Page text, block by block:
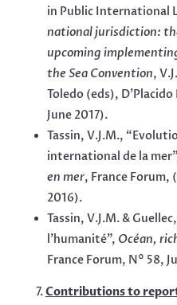
in Public International
national jurisdiction:
upcoming
the Sea Convention,
Toledo (eds),
June 2017).
Tassin, V.J.M.,
international de la
en mer, France
2016).
Tassin, V.J.M. &
l’humanité”, Océan,
France Forum, N° 58,
Contributions to